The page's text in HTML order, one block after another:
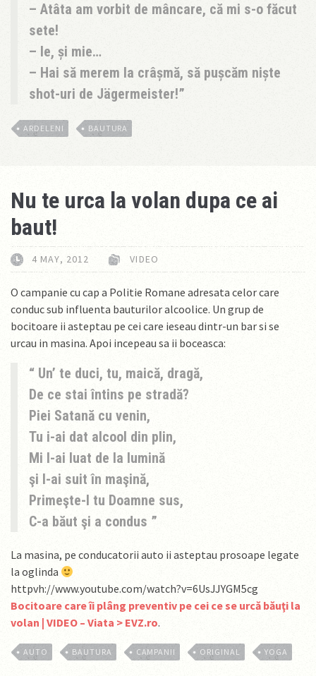
– Atâta am vorbit de mâncare, că mi s-o făcut
sete!
– Ie, și mie…
– Hai să merem la crâșmă, să pușcăm niște
shot-uri de Jägermeister!
ARDELENI BAUTURA
Nu te urca la volan dupa ce ai
baut!
4 MAY, 2012 VIDEO
O campanie cu cap a Politie Romane adresata celor care
conduc sub influenta bauturilor alcoolice. Un grup de
bocitoare ii asteptau pe cei care ieseau dintr-un bar si se
urcau in masina. Apoi incepeau sa ii boceasca:
Un’ te duci, tu, maică, dragă,
De ce stai întins pe stradă?
Piei Satană cu venin,
Tu i-ai dat alcool din plin,
Mi l-ai luat de la lumină
şi l-ai suit în maşină,
Primeşte-l tu Doamne sus,
C-a băut şi a condus
La masina, pe conducatorii auto ii asteptau prosoape legate
la oglinda
httpvh://www.youtube.com/watch?v=6UsJJYGM5cg
Bocitoare care îi plâng preventiv pe cei ce se urcă băuţi la
volan | VIDEO – Viata > EVZ.ro.
AUTO BAUTURA CAMPANII ORIGINAL YOGA